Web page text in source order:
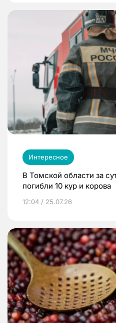
Интересное
В Томской области за
погибли 10 кур и корова
12:04 / 25.07.26